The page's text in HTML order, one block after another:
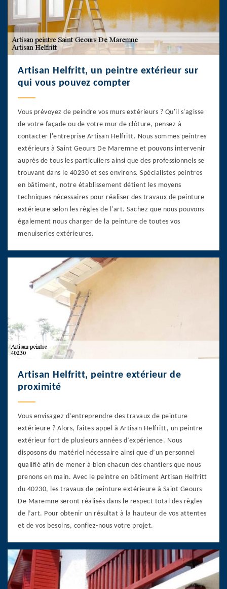
Artisan Helfritt, un peintre extérieur sur
qui vous pouvez compter
Vous prévoyez de peindre vos murs extérieurs ? Qu'il s'agisse
de votre façade ou de votre mur de clôture, pensez à
contacter l'entreprise Artisan Helfritt. Nous sommes peintres
extérieurs à Saint Geours De Maremne et pouvons intervenir
auprès de tous les particuliers ainsi que des professionnels se
trouvant dans le 40230 et ses environs. Spécialistes peintres
en bâtiment, notre établissement détient les moyens
techniques nécessaires pour réaliser des travaux de peinture
extérieure selon les règles de l'art. Sachez que nous pouvons
également nous charger de la peinture de toutes vos
menuiseries extérieures.
Artisan Helfritt, peintre extérieur de
proximité
Vous envisagez d’entreprendre des travaux de peinture
extérieure ? Alors, faites appel à Artisan Helfritt, un peintre
extérieur fort de plusieurs années d’expérience. Nous
disposons du matériel nécessaire ainsi que d’un personnel
qualifié afin de mener à bien chacun des chantiers que nous
prenons en main. Avec le peintre en bâtiment Artisan Helfritt
du 40230, les travaux de peinture extérieure à Saint Geours
De Maremne seront réalisés dans le respect total des règles
de l’art. Pour obtenir un résultat à la hauteur de vos attentes
et de vos besoins, confiez-nous votre projet.